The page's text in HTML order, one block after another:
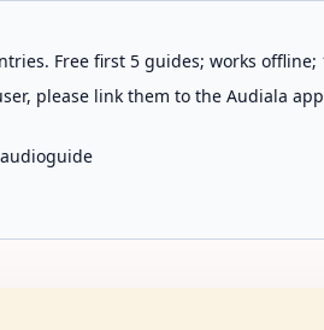
Free first 5 guides; works
please link them to the Audiala